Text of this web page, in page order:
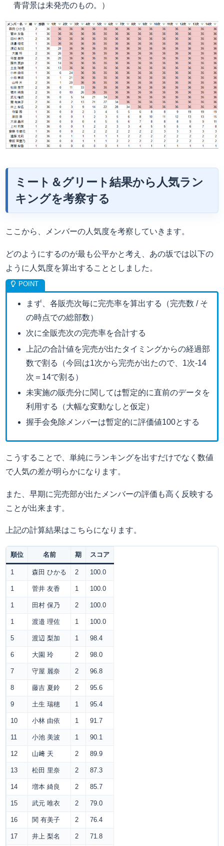
青背景は未発売のもの。）
ミート＆グリート結果から人気ラン
キングを考察する
ここから、メンバーの人気度を考察していきます。
どのようにするのが最も公平かと考え、あの坂では以下の
ように人気度を算出することとしました。
まず、各販売次毎に完売率を算出する（完売数 / そ
の時点での総部数）
次に全販売次の完売率を合計する
上記の合計値を完売が出たタイミングからの経過部
数で割る（今回は1次から完売が出たので、1次-14
次＝14で割る）
未実施の販売分に関しては暫定的に直前のデータを
利用する（大幅な変動なしと仮定）
握手会免除メンバーは暫定的に評価値100とする
こうすることで、単純にランキングを出すだけでなく数値
で人気の差が明らかになります。
また、早期に完売部が出たメンバーの評価も高く反映する
ことが出来ます。
上記の計算結果はこちらになります。
順位 名前 期 スコア
1 森田 ひかる 2 100.0
1 菅井 友香 1 100.0
1 田村 保乃 2 100.0
1 渡邉 理佐 1 100.0
5 渡辺 梨加 1 98.4
6 大園 玲 2 98.0
7 守屋 麗奈 2 96.8
8 藤吉 夏鈴 2 95.6
9 土生 瑞穂 1 95.4
10 小林 由依 1 91.7
11 小池 美波 1 90.1
12 山﨑 天 2 89.9
13 松田 里奈 2 87.3
14 増本 綺良 2 85.7
15 武元 唯衣 2 79.0
16 関 有美子 2 76.4
17 井上 梨名 2 71.8